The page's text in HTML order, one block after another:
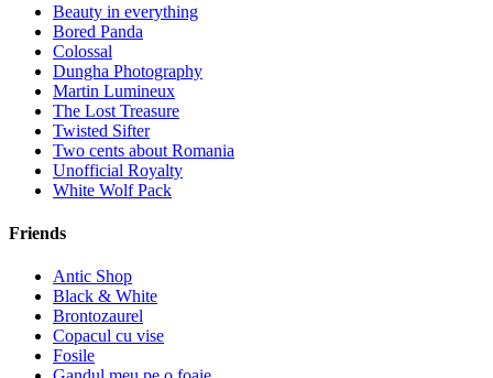
Beauty in everything
Bored Panda
Colossal
Dungha Photography
Martin Lumineux
The Lost Treasure
Twisted Sifter
Two cents about Romania
Unofficial Royalty
White Wolf Pack
Friends
Antic Shop
Black & White
Brontozaurel
Copacul cu vise
Fosile